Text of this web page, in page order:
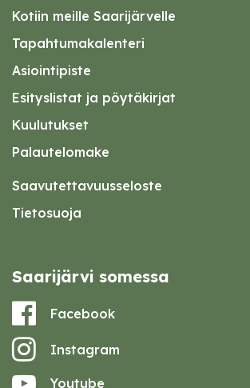
Kotiin meille Saarijärvelle
Tapahtumakalenteri
Asiointipiste
Esityslistat ja pöytäkirjat
Kuulutukset
Palautelomake
Saavutettavuusseloste
Tietosuoja
Saarijärvi somessa
Facebook
Instagram
Youtube